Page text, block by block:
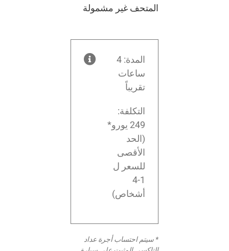
المتحف غير مشمولة
المدة: 4
ساعات
تقريباً
التكلفة:
249 يورو*
(الحد
الأقصى
للسعر ل
1-4
أشخاص)
* سيتم احتساب أجرة عداد